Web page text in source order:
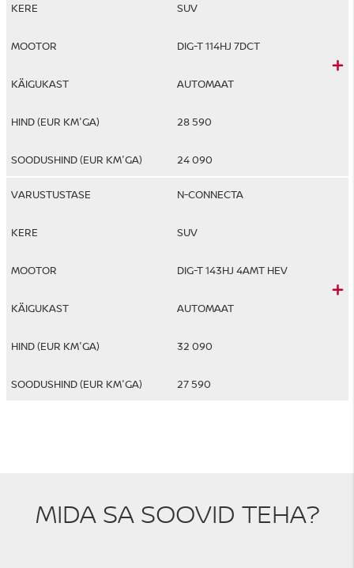
SUV
DIG-T 114HJ 7DCT
AUTOMAAT
28 590
24 090
N-CONNECTA
SUV
DIG-T 143HJ 4AMT HEV
AUTOMAAT
32 090
27 590
MIDA SA SOOVID TEHA?